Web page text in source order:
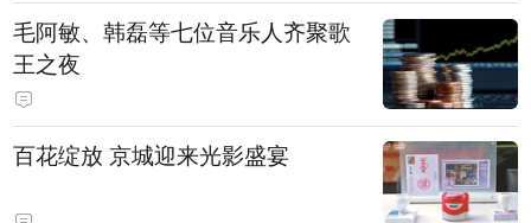
毛阿敏、韩磊等七位音乐人齐聚歌
王之夜
百花绽放 京城迎来光影盛宴